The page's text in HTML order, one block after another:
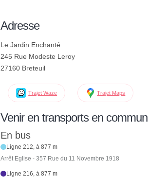
Adresse
Le Jardin Enchanté
245 Rue Modeste Leroy
27160 Breteuil
Trajet Waze Trajet Maps
Venir en transports en commun
En bus
Ligne 212, à 877 m
Arrêt Eglise - 357 Rue du 11 Novembre 1918
Ligne 216, à 877 m